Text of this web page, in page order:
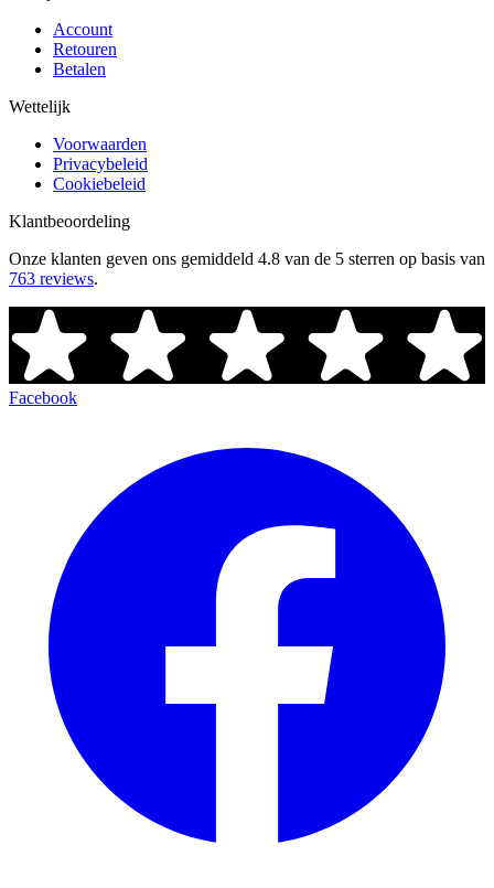
Account
Retouren
Betalen
Wettelijk
Voorwaarden
Privacybeleid
Cookiebeleid
Klantbeoordeling
Onze klanten geven ons gemiddeld 4.8 van de 5 sterren op basis van
763 reviews.
Facebook